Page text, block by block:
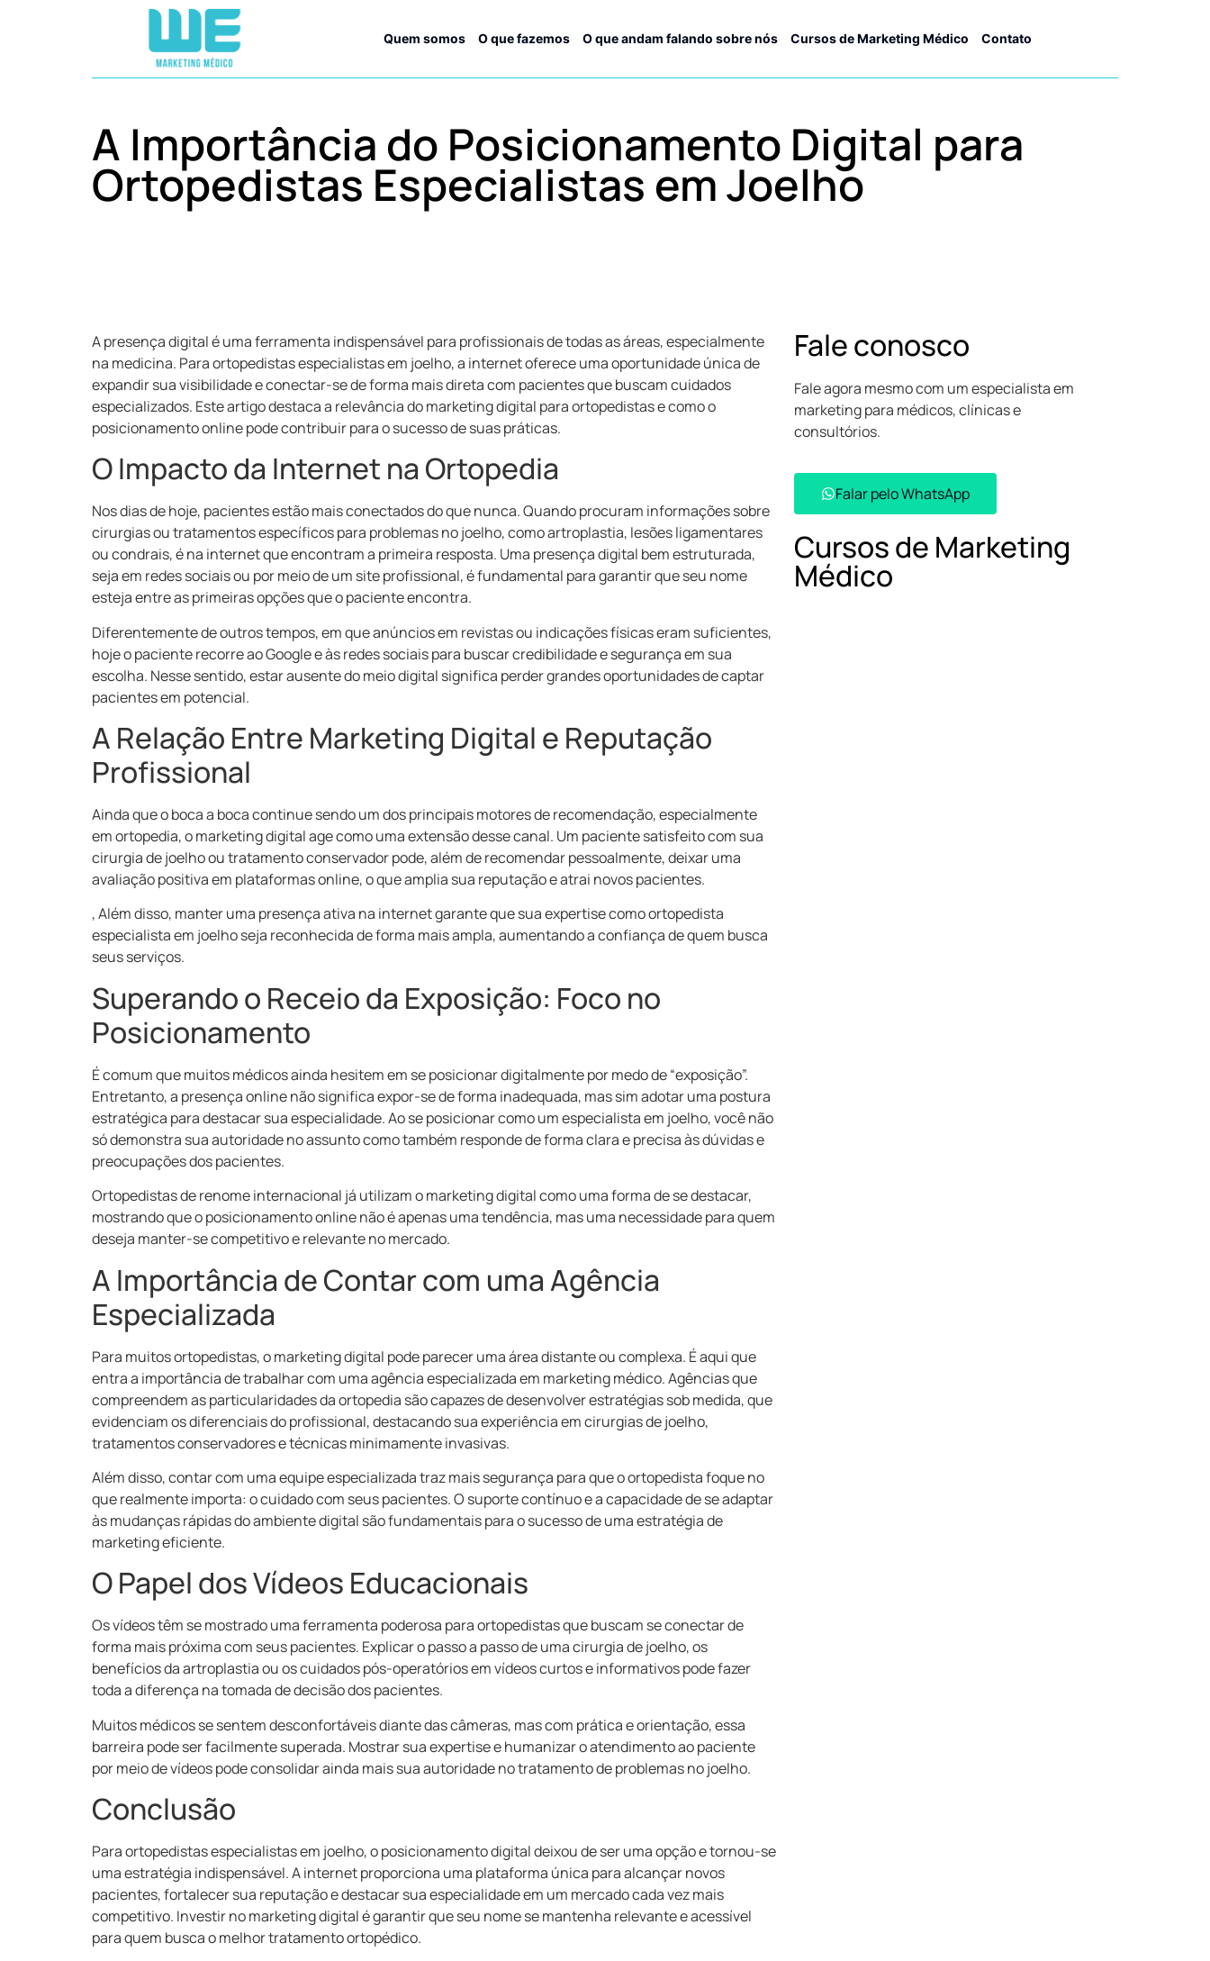
Quem somos O que fazemos O que andam falando sobre nós Cursos de Marketing Médico Contato
A Importância do Posicionamento Digital para
Ortopedistas Especialistas em Joelho
A presença digital é uma ferramenta indispensável para profissionais de todas as áreas, especialmente
na medicina. Para ortopedistas especialistas em joelho, a internet oferece uma oportunidade única de
expandir sua visibilidade e conectar-se de forma mais direta com pacientes que buscam cuidados
especializados. Este artigo destaca a relevância do marketing digital para ortopedistas e como o
posicionamento online pode contribuir para o sucesso de suas práticas.
O Impacto da Internet na Ortopedia
Nos dias de hoje, pacientes estão mais conectados do que nunca. Quando procuram informações sobre
cirurgias ou tratamentos específicos para problemas no joelho, como artroplastia, lesões ligamentares
ou condrais, é na internet que encontram a primeira resposta. Uma presença digital bem estruturada,
seja em redes sociais ou por meio de um site profissional, é fundamental para garantir que seu nome
esteja entre as primeiras opções que o paciente encontra.
Diferentemente de outros tempos, em que anúncios em revistas ou indicações físicas eram suficientes,
hoje o paciente recorre ao Google e às redes sociais para buscar credibilidade e segurança em sua
escolha. Nesse sentido, estar ausente do meio digital significa perder grandes oportunidades de captar
pacientes em potencial.
A Relação Entre Marketing Digital e Reputação
Profissional
Ainda que o boca a boca continue sendo um dos principais motores de recomendação, especialmente
em ortopedia, o marketing digital age como uma extensão desse canal. Um paciente satisfeito com sua
cirurgia de joelho ou tratamento conservador pode, além de recomendar pessoalmente, deixar uma
avaliação positiva em plataformas online, o que amplia sua reputação e atrai novos pacientes.
⁣, Além disso, manter uma presença ativa na internet garante que sua expertise como ortopedista
especialista em joelho seja reconhecida de forma mais ampla, aumentando a confiança de quem busca
seus serviços.
Superando o Receio da Exposição: Foco no
Posicionamento
É comum que muitos médicos ainda hesitem em se posicionar digitalmente por medo de “exposição”.
Entretanto, a presença online não significa expor-se de forma inadequada, mas sim adotar uma postura
estratégica para destacar sua especialidade. Ao se posicionar como um especialista em joelho, você não
só demonstra sua autoridade no assunto como também responde de forma clara e precisa às dúvidas e
preocupações dos pacientes.
Ortopedistas de renome internacional já utilizam o marketing digital como uma forma de se destacar,
mostrando que o posicionamento online não é apenas uma tendência, mas uma necessidade para quem
deseja manter-se competitivo e relevante no mercado.
A Importância de Contar com uma Agência
Especializada
Para muitos ortopedistas, o marketing digital pode parecer uma área distante ou complexa. É aqui que
entra a importância de trabalhar com uma agência especializada em marketing médico. Agências que
compreendem as particularidades da ortopedia são capazes de desenvolver estratégias sob medida, que
evidenciam os diferenciais do profissional, destacando sua experiência em cirurgias de joelho,
tratamentos conservadores e técnicas minimamente invasivas.
Além disso, contar com uma equipe especializada traz mais segurança para que o ortopedista foque no
que realmente importa: o cuidado com seus pacientes. O suporte contínuo e a capacidade de se adaptar
às mudanças rápidas do ambiente digital são fundamentais para o sucesso de uma estratégia de
marketing eficiente.
O Papel dos Vídeos Educacionais
Os vídeos têm se mostrado uma ferramenta poderosa para ortopedistas que buscam se conectar de
forma mais próxima com seus pacientes. Explicar o passo a passo de uma cirurgia de joelho, os
benefícios da artroplastia ou os cuidados pós-operatórios em vídeos curtos e informativos pode fazer
toda a diferença na tomada de decisão dos pacientes.
Muitos médicos se sentem desconfortáveis diante das câmeras, mas com prática e orientação, essa
barreira pode ser facilmente superada. Mostrar sua expertise e humanizar o atendimento ao paciente
por meio de vídeos pode consolidar ainda mais sua autoridade no tratamento de problemas no joelho.
Conclusão
Para ortopedistas especialistas em joelho, o posicionamento digital deixou de ser uma opção e tornou-se
uma estratégia indispensável. A internet proporciona uma plataforma única para alcançar novos
pacientes, fortalecer sua reputação e destacar sua especialidade em um mercado cada vez mais
competitivo. Investir no marketing digital é garantir que seu nome se mantenha relevante e acessível
para quem busca o melhor tratamento ortopédico.
Fale conosco
Fale agora mesmo com um especialista em
marketing para médicos, clínicas e
consultórios.
Falar pelo WhatsApp​
Cursos de Marketing
Médico